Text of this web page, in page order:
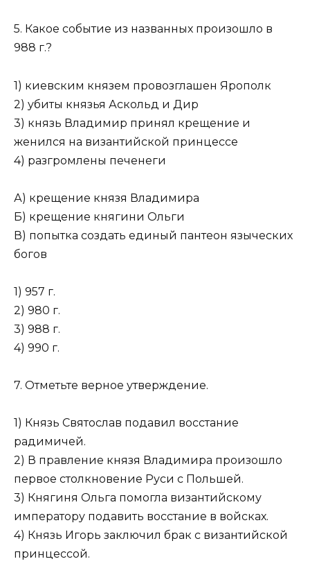
5. Какое событие из названных произошло в
988 г.?
1) киевским князем провозглашен Ярополк
2) убиты князья Аскольд и Дир
3) князь Владимир принял крещение и
женился на византийской принцессе
4) разгромлены печенеги
А) крещение князя Владимира
Б) крещение княгини Ольги
В) попытка создать единый пантеон языческих
богов
1) 957 г.
2) 980 г.
3) 988 г.
4) 990 г.
7. Отметьте верное утверждение.
1) Князь Святослав подавил восстание
радимичей.
2) В правление князя Владимира произошло
первое столкновение Руси с Польшей.
3) Княгиня Ольга помогла византийскому
императору подавить восстание в войсках.
4) Князь Игорь заключил брак с византийской
принцессой.